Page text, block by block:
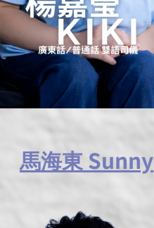
馬海東 Sunny